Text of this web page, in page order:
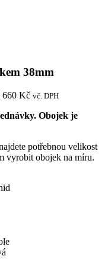
38mm
660 Kč vč. DPH
Obojek je
potřebnou velikost
vyrobit obojek na míru.